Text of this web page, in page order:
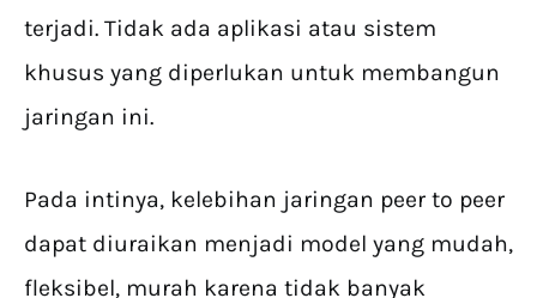
terjadi. Tidak ada aplikasi atau sistem
khusus yang diperlukan untuk membangun
jaringan ini.
Pada intinya, kelebihan jaringan peer to peer
dapat diuraikan menjadi model yang mudah,
fleksibel, murah karena tidak banyak